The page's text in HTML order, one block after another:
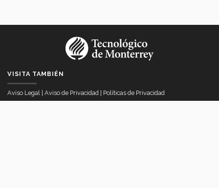
VISITA TAMBIÉN
Aviso Legal | Aviso de Privacidad | Políticas de Privacidad